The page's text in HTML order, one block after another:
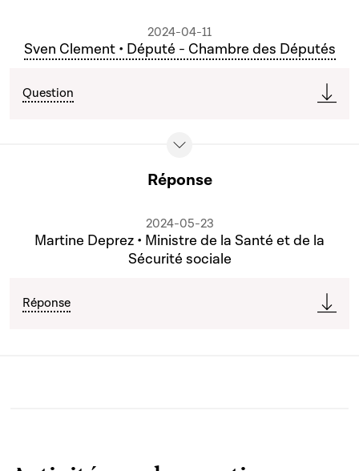
2024-04-11
Sven Clement • Député - Chambre des Députés
Question
Réponse
2024-05-23
Martine Deprez • Ministre de la Santé et de la
Sécurité sociale
Réponse